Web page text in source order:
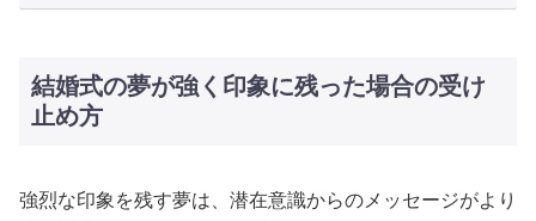
結婚式の夢が強く印象に残った場合の受け
止め方
強烈な印象を残す夢は、潜在意識からのメッセージがより